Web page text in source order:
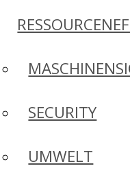
SECURITY
UMWELT